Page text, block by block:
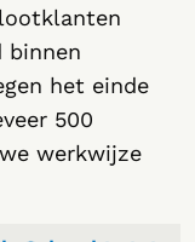
binnen
het einde
500
werkwijze